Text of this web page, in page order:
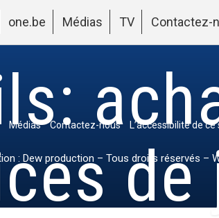
one.be Médias TV Contactez-
de
Médias Contactez-nous L’accessibilité de ce
: Dew production – Tous droits réservés –